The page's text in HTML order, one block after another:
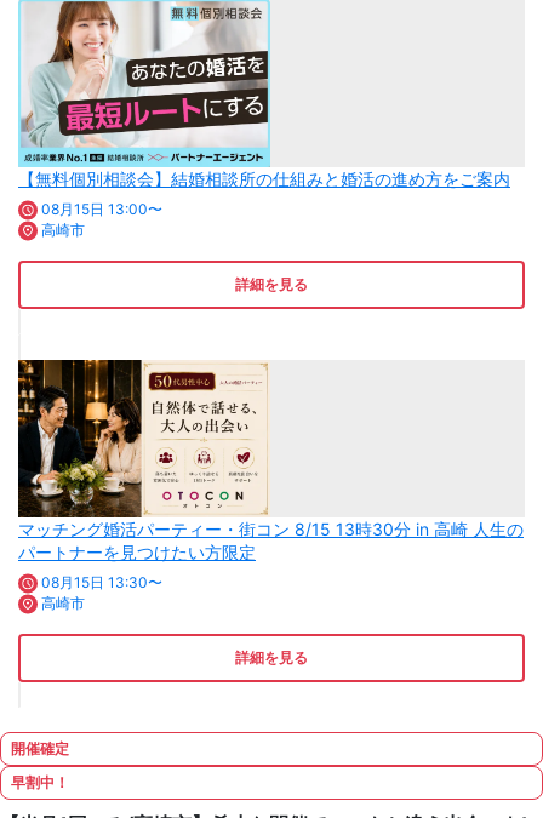
【無料個別相談会】結婚相談所の仕組みと婚活の進め方をご案内
08月15日 13:00〜
高崎市
詳細を見る
マッチング婚活パーティー・街コン 8/15 13時30分 in 高崎 人生の
パートナーを見つけたい方限定
08月15日 13:30〜
高崎市
詳細を見る
開催確定
早割中！